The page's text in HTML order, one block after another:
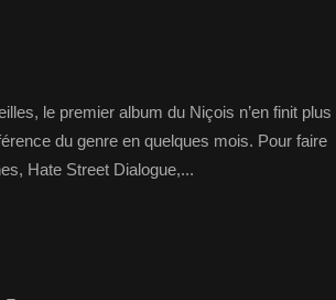
le premier album du Niçois n’en finit plus
du genre en quelques mois. Pour faire
Hate Street Dialogue,...